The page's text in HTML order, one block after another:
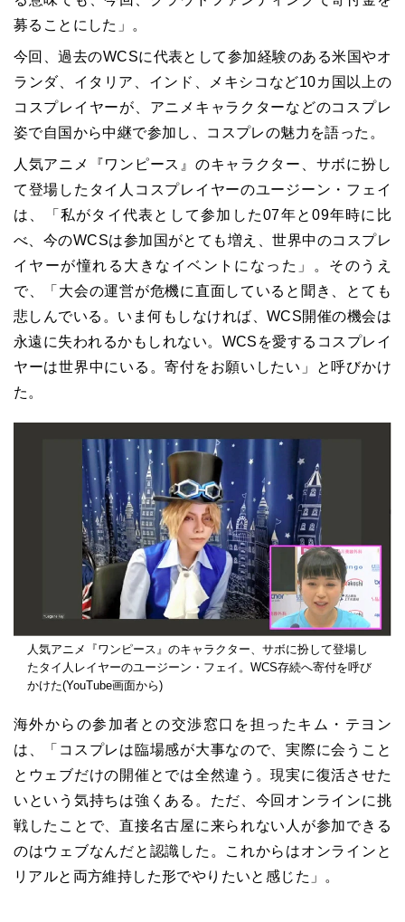
募ることにした」。
今回、過去のWCSに代表として参加経験のある米国やオ
ランダ、イタリア、インド、メキシコなど10カ国以上の
コスプレイヤーが、アニメキャラクターなどのコスプレ
姿で自国から中継で参加し、コスプレの魅力を語った。
人気アニメ『ワンピース』のキャラクター、サボに扮し
て登場したタイ人コスプレイヤーのユージーン・フェイ
は、「私がタイ代表として参加した07年と09年時に比
べ、今のWCSは参加国がとても増え、世界中のコスプレ
イヤーが憧れる大きなイベントになった」。そのうえ
で、「大会の運営が危機に直面していると聞き、とても
悲しんでいる。いま何もしなければ、WCS開催の機会は
永遠に失われるかもしれない。WCSを愛するコスプレイ
ヤーは世界中にいる。寄付をお願いしたい」と呼びかけ
た。
人気アニメ『ワンピース』のキャラクター、サボに扮して登場し
たタイ人レイヤーのユージーン・フェイ。WCS存続へ寄付を呼び
かけた(YouTube画面から)
海外からの参加者との交渉窓口を担ったキム・テヨン
は、「コスプレは臨場感が大事なので、実際に会うこと
とウェブだけの開催とでは全然違う。現実に復活させた
いという気持ちは強くある。ただ、今回オンラインに挑
戦したことで、直接名古屋に来られない人が参加できる
のはウェブなんだと認識した。これからはオンラインと
リアルと両方維持した形でやりたいと感じた」。